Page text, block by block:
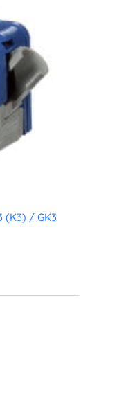
(K3) / GK3